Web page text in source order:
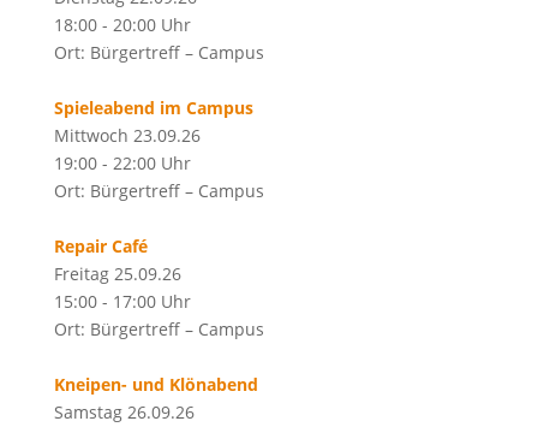
18:00 - 20:00 Uhr
Ort: Bürgertreff – Campus
Spieleabend im Campus
Mittwoch 23.09.26
19:00 - 22:00 Uhr
Ort: Bürgertreff – Campus
Repair Café
Freitag 25.09.26
15:00 - 17:00 Uhr
Ort: Bürgertreff – Campus
Kneipen- und Klönabend
Samstag 26.09.26